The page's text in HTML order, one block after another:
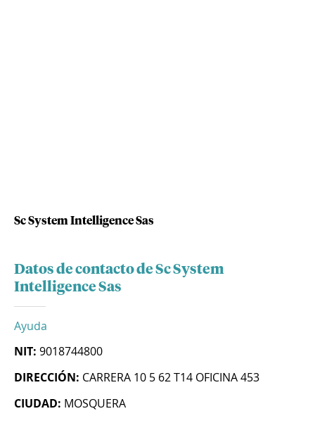
Sc System Intelligence Sas
Datos de contacto de Sc System
Intelligence Sas
Ayuda
NIT: 9018744800
DIRECCIÓN: CARRERA 10 5 62 T14 OFICINA 453
CIUDAD: MOSQUERA